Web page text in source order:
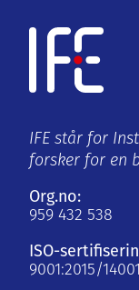
IFE står for
forsker for en
Org.no:
959 432 538
ISO-
9001:2015/